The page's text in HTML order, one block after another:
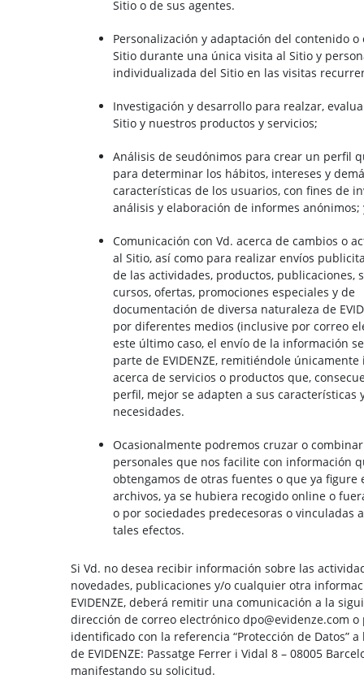
Sitio o de sus agentes.
Personalización y adaptación del contenido
Sitio durante una única visita al Sitio y
individualizada del Sitio en las visitas
Investigación y desarrollo para realzar,
Sitio y nuestros productos y servicios;
Análisis de seudónimos para crear un perfil
para determinar los hábitos, intereses y
características de los usuarios, con fines de
análisis y elaboración de informes anónimos;
Comunicación con Vd. acerca de cambios o
al Sitio, así como para realizar envíos
de las actividades, productos, publicaciones,
cursos, ofertas, promociones especiales y de
documentación de diversa naturaleza de
por diferentes medios (inclusive por correo
este último caso, el envío de la información
parte de EVIDENZE, remitiéndole
acerca de servicios o productos que,
perfil, mejor se adapten a sus características
necesidades.
Ocasionalmente podremos cruzar o
personales que nos facilite con información
obtengamos de otras fuentes o que ya figure
archivos, ya se hubiera recogido online o
o por sociedades predecesoras o vinculadas
tales efectos.
Si Vd. no desea recibir información sobre las
novedades, publicaciones y/o cualquier otra
EVIDENZE, deberá remitir una comunicación a la
dirección de correo electrónico dpo@evidenze.com o
identificado con la referencia “Protección de Datos”
de EVIDENZE: Passatge Ferrer i Vidal 8 – 08005
manifestando su solicitud.